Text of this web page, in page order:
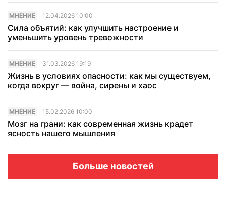
МНЕНИЕ 12.04.2026 10:00
Сила объятий: как улучшить настроение и
уменьшить уровень тревожности
МНЕНИЕ 31.03.2026 19:19
Жизнь в условиях опасности: как мы существуем,
когда вокруг — война, сирены и хаос
МНЕНИЕ 15.02.2026 10:00
Мозг на грани: как современная жизнь крадет
ясность нашего мышления
Больше новостей